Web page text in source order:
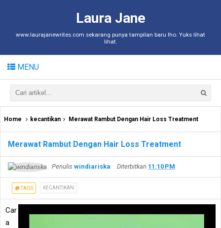
Laura Jane
www.laurajanewrites.com sekarang punya tampilan baru lho. Yuks lihat
lihat.
MENU
Home kecantikan Merawat Rambut Dengan Hair Loss Treatment
Merawat Rambut Dengan Hair Loss Treatment
Penulis windiariska Diterbitkan 11:10 PM
TAGS KECANTIKAN
Car
a